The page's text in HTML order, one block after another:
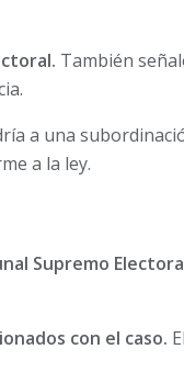
También
a una
a la ley.
Supremo
con el caso.